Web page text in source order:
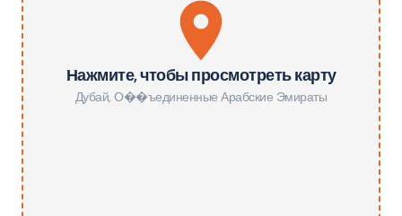
Нажмите, чтобы просмотреть карту
Дубай,О��ъединенные Арабские Эмираты